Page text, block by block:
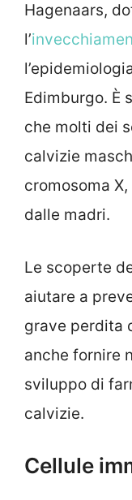
Hagenaars,
l’
Edimburgo. È
che molti dei
calvizie
cromosoma
dalle madri.
Le scoperte
aiutare a
grave perdita
anche fornire
sviluppo di
calvizie.
Cellule